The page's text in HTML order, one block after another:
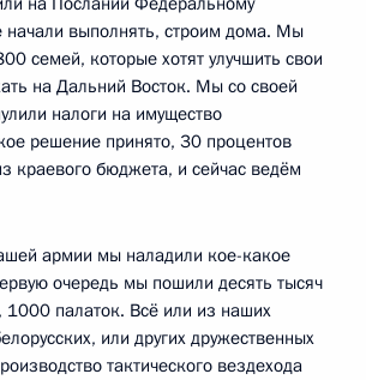
выполнять, строим дома. Мы
семей, которые хотят улучшить свои
на Дальний Восток. Мы со своей
налоги на имущество
решение принято, 30 процентов
краевого бюджета, и сейчас ведём
армии мы наладили кое-какое
очередь мы пошили десять тысяч
палаток. Всё или из наших
или других дружественных
тактического вездехода